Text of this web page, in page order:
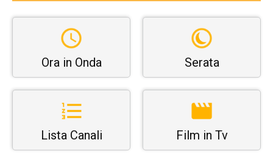
Ora in Onda Serata
Lista Canali Film in Tv